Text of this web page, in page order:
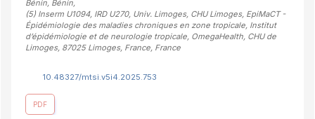
Bénin, Bénin,
(5) Inserm U1094, IRD U270, Univ. Limoges, CHU Limoges, EpiMaCT -
Épidémiologie des maladies chroniques en zone tropicale, Institut
d’épidémiologie et de neurologie tropicale, OmegaHealth, CHU de
Limoges, 87025 Limoges, France, France
10.48327/mtsi.v5i4.2025.753
PDF